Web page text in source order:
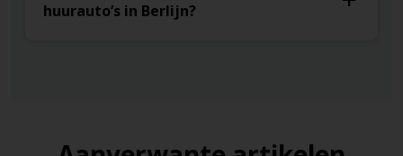
huurauto’s in Berlijn?